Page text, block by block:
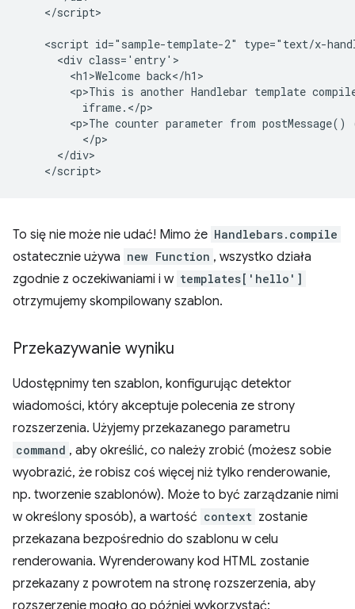
    </script>
<script id="sample-template-2" type="text/x-
      <div class='entry'>
        <h1>Welcome back</h1>
<p>This is another Handlebar template
          iframe.</p>
<p>The counter parameter from postMessage()
          </p>
      </div>
To się nie może nie udać! Mimo że Handlebars.compile
ostatecznie używa new Function , wszystko działa
zgodnie z oczekiwaniami i w templates['hello']
otrzymujemy skompilowany szablon.
Przekazywanie wyniku
Udostępnimy ten szablon, konfigurując detektor
wiadomości, który akceptuje polecenia ze strony
rozszerzenia. Użyjemy przekazanego parametru
command , aby określić, co należy zrobić (możesz sobie
wyobrazić, że robisz coś więcej niż tylko renderowanie,
np. tworzenie szablonów). Może to być zarządzanie nimi
w określony sposób), a wartość context zostanie
przekazana bezpośrednio do szablonu w celu
renderowania. Wyrenderowany kod HTML zostanie
przekazany z powrotem na stronę rozszerzenia, aby
rozszerzenie mogło go później wykorzystać: